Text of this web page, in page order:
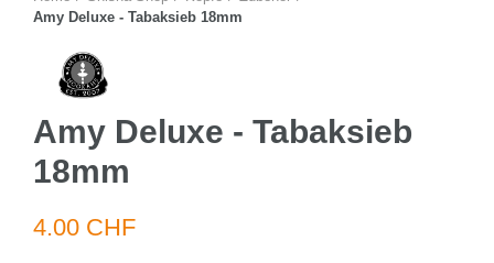
Amy Deluxe - Tabaksieb 18mm
Amy Deluxe - Tabaksieb
18mm
4.00 CHF